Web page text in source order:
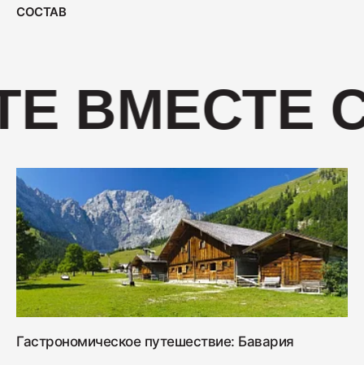
СОСТАВ
ВМЕСТЕ
Гастрономическое путешествие: Бавария